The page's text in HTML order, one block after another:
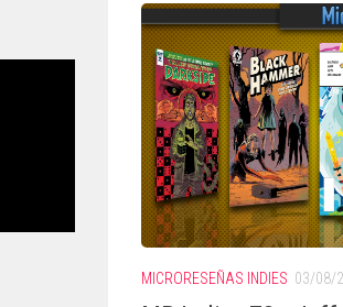
MICRORESEÑAS INDIES 03/08/